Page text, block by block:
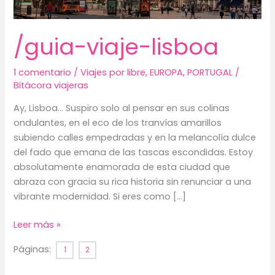
/guia-viaje-lisboa
1 comentario /Viajes por libre,EUROPA,PORTUGAL /
Bitácora viajeras
Ay, Lisboa… Suspiro solo al pensar en sus colinas
ondulantes, en el eco de los tranvías amarillos
subiendo calles empedradas y en la melancolía dulce
del fado que emana de las tascas escondidas. Estoy
absolutamente enamorada de esta ciudad que
abraza con gracia su rica historia sin renunciar a una
vibrante modernidad. Si eres como […]
/guia-
lisboa
Leer más »
Páginas:
1 2